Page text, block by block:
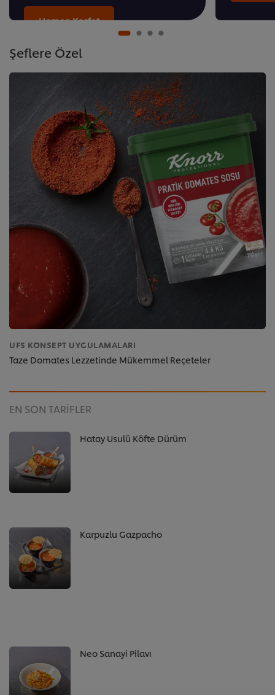
Hemen Keşfet
Şeflere Özel
UFS KONSEPT UYGULAMALARI
Taze Domates Lezzetinde Mükemmel Reçeteler
EN SON TARIFLER
Hatay Usulü Köfte Dürüm
Karpuzlu Gazpacho
Neo Sanayi Pilavı